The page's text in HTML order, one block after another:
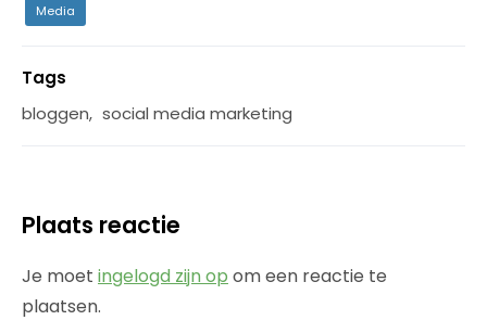
Media
Tags
bloggen, social media marketing
Plaats reactie
Je moet ingelogd zijn op om een reactie te
plaatsen.